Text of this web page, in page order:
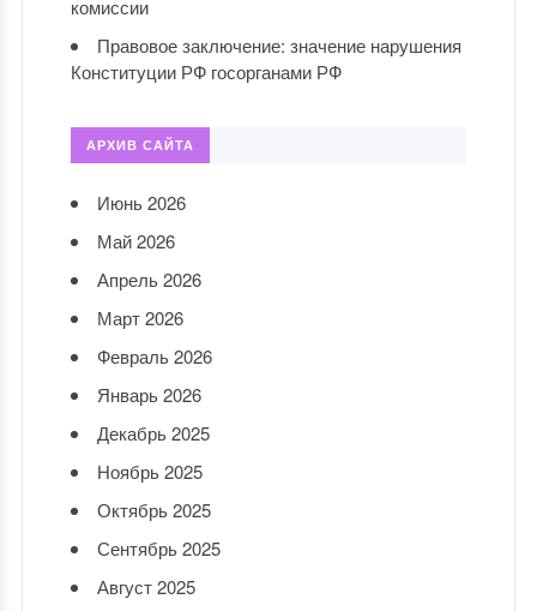
комиссии
Правовое заключение: значение нарушения
Конституции РФ госорганами РФ
АРХИВ САЙТА
Июнь 2026
Май 2026
Апрель 2026
Март 2026
Февраль 2026
Январь 2026
Декабрь 2025
Ноябрь 2025
Октябрь 2025
Сентябрь 2025
Август 2025